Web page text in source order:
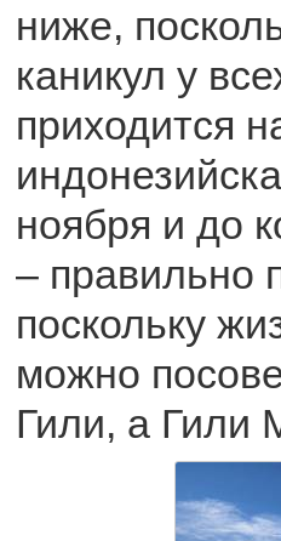
ниже,
каникул у
приходится
ноября и до
– правильно
поскольку
можно
Гили, а Гили